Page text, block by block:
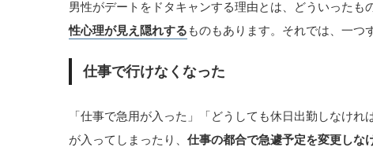
男性がデートをドタキャンする理由とは、どういったも
性心理が見え隠れする ものもあります。それでは、一つ
仕事で行けなくなった
「仕事で急用が入った」「どうしても休日出勤しなけ
が入ってしまったり、 仕事の都合で急遽予定を変更しな